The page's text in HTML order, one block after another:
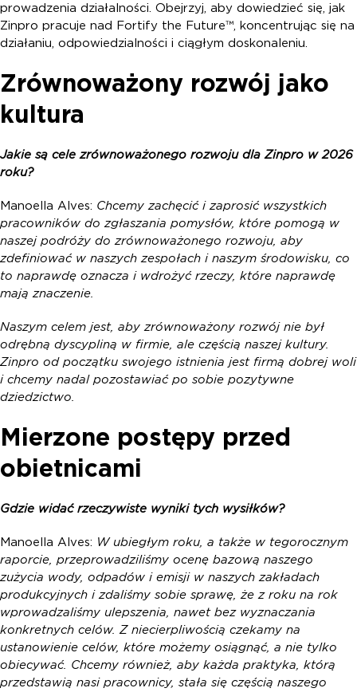
prowadzenia działalności. Obejrzyj, aby dowiedzieć się, jak
Zinpro pracuje nad Fortify the Future™, koncentrując się na
działaniu, odpowiedzialności i ciągłym doskonaleniu.
Zrównoważony rozwój jako
kultura
Jakie są cele zrównoważonego rozwoju dla Zinpro w 2026
roku?
Manoella Alves: Chcemy zachęcić i zaprosić wszystkich
pracowników do zgłaszania pomysłów, które pomogą w
naszej podróży do zrównoważonego rozwoju, aby
zdefiniować w naszych zespołach i naszym środowisku, co
to naprawdę oznacza i wdrożyć rzeczy, które naprawdę
mają znaczenie.
Naszym celem jest, aby zrównoważony rozwój nie był
odrębną dyscypliną w firmie, ale częścią naszej kultury.
Zinpro od początku swojego istnienia jest firmą dobrej woli
i chcemy nadal pozostawiać po sobie pozytywne
dziedzictwo.
Mierzone postępy przed
obietnicami
Gdzie widać rzeczywiste wyniki tych wysiłków?
Manoella Alves: W ubiegłym roku, a także w tegorocznym
raporcie, przeprowadziliśmy ocenę bazową naszego
zużycia wody, odpadów i emisji w naszych zakładach
produkcyjnych i zdaliśmy sobie sprawę, że z roku na rok
wprowadzaliśmy ulepszenia, nawet bez wyznaczania
konkretnych celów. Z niecierpliwością czekamy na
ustanowienie celów, które możemy osiągnąć, a nie tylko
obiecywać. Chcemy również, aby każda praktyka, którą
przedstawią nasi pracownicy, stała się częścią naszego